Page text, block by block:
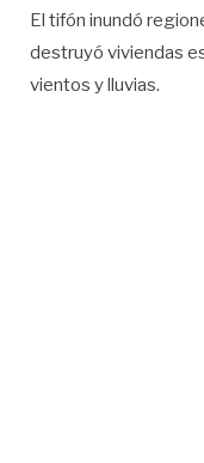
El tifón inundó
destruyó viviendas
vientos y lluvias.